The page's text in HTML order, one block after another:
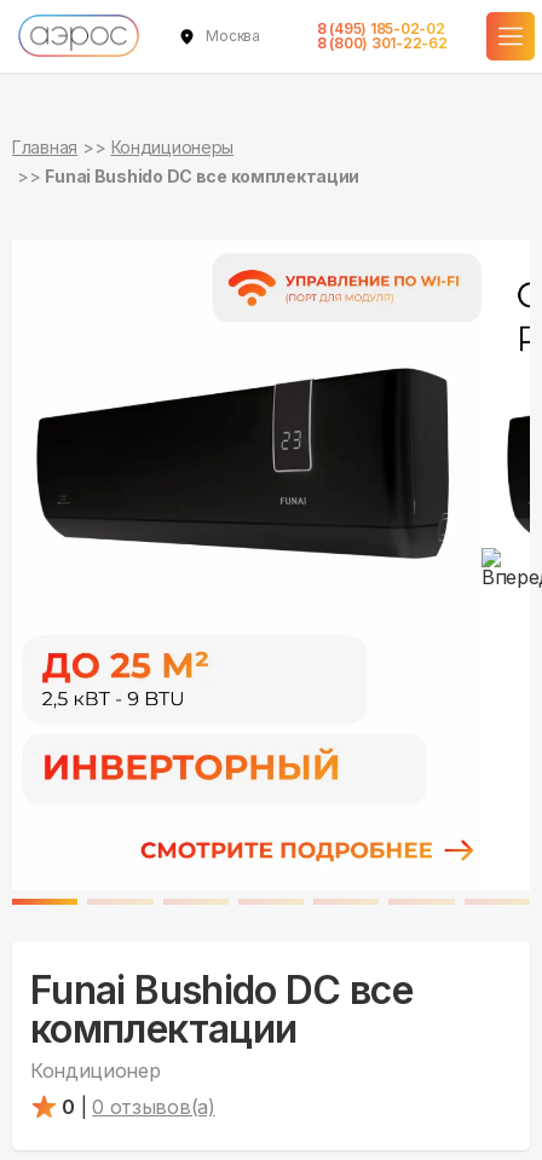
Москва
8 (495) 185-02-02
8 (800) 301-22-62
Главная
Кондиционеры
Funai Bushido DC все комплектации
Funai Bushido DC все
комплектации
Кондиционер
0
0 отзывов(а)
в наличии
в наличии
в наличии
в наличии
в наличии